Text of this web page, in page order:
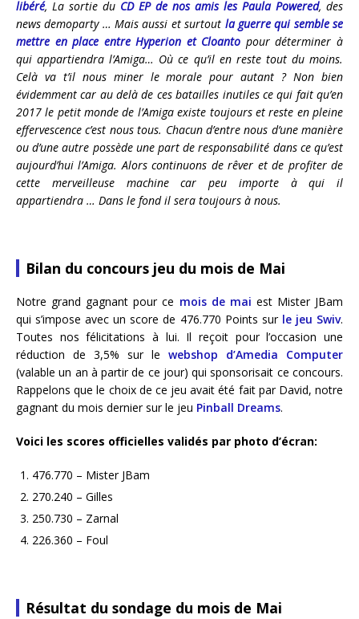
libéré, La sortie du CD EP de nos amis les Paula Powered, des
news demoparty … Mais aussi et surtout la guerre qui semble se
mettre en place entre Hyperion et Cloanto pour déterminer à
qui appartiendra l’Amiga… Où ce qu’il en reste tout du moins.
Celà va t’il nous miner le morale pour autant ? Non bien
évidemment car au delà de ces batailles inutiles ce qui fait qu’en
2017 le petit monde de l’Amiga existe toujours et reste en pleine
effervescence c’est nous tous. Chacun d’entre nous d’une manière
ou d’une autre possède une part de responsabilité dans ce qu’est
aujourd’hui l’Amiga. Alors continuons de rêver et de profiter de
cette merveilleuse machine car peu importe à qui il
appartiendra … Dans le fond il sera toujours à nous.
Bilan du concours jeu du mois de Mai
Notre grand gagnant pour ce mois de mai est Mister JBam
qui s’impose avec un score de 476.770 Points sur le jeu Swiv.
Toutes nos félicitations à lui. Il reçoit pour l’occasion une
réduction de 3,5% sur le webshop d’Amedia Computer
(valable un an à partir de ce jour) qui sponsorisait ce concours.
Rappelons que le choix de ce jeu avait été fait par David, notre
gagnant du mois dernier sur le jeu Pinball Dreams.
Voici les scores officielles validés par photo d’écran:
476.770 – Mister JBam
270.240 – Gilles
250.730 – Zarnal
226.360 – Foul
Résultat du sondage du mois de Mai